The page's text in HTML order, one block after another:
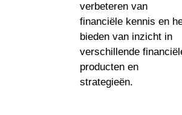
verbeteren van
financiële kennis en
bieden van inzicht in
verschillende
producten en
strategieën.